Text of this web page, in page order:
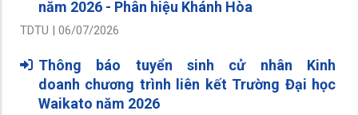
năm 2026 - Phân hiệu Khánh Hòa
TDTU | 06/07/2026
Thông báo tuyển sinh cử nhân Kinh
doanh chương trình liên kết Trường Đại học
Waikato năm 2026